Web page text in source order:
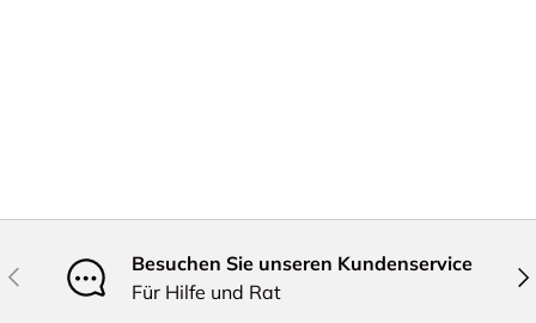
Vorherige
Besuchen Sie unseren Kundenservice
Für Hilfe und Rat